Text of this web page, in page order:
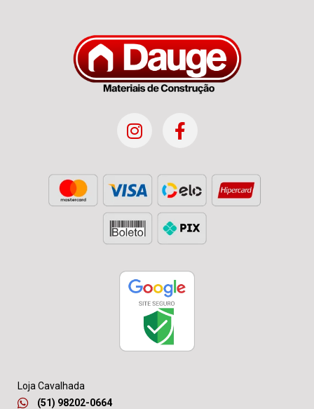
Loja Cavalhada
(51) 98202-0664